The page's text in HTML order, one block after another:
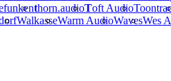
thorn.audioToft Audio
WalkasseWarm AudioWavesWes